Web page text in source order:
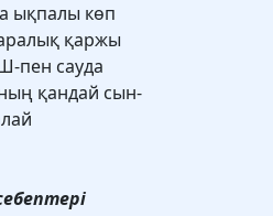
ықпалы көп
қаржы
пен сауда
қандай сын-